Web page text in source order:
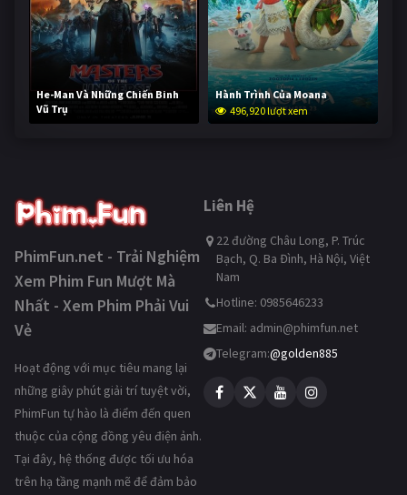
He-Man Và Những Chiến Binh
Vũ Trụ
246,059 lượt xem
Hành Trình Của Moana
496,920 lượt xem
PhimFun.net - Trải Nghiệm
Xem Phim Fun Mượt Mà
Nhất - Xem Phim Phải Vui
Vẻ
Hoạt động với mục tiêu mang lại
những giây phút giải trí tuyệt vời,
PhimFun tự hào là điểm đến quen
thuộc của cộng đồng yêu điện ảnh.
Tại đây, hệ thống được tối ưu hóa
trên hạ tầng mạnh mẽ để đảm bảo
Liên Hệ
22 đường Châu Long, P. Trúc
Bạch, Q. Ba Đình, Hà Nội, Việt
Nam
Hotline: 0985646233
Email: admin@phimfun.net
Telegram:@golden885